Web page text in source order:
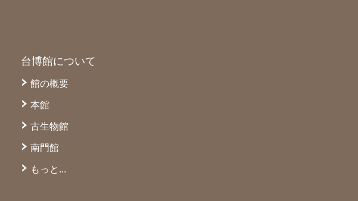
台博館について
館の概要
本館
古生物館
南門館
もっと...